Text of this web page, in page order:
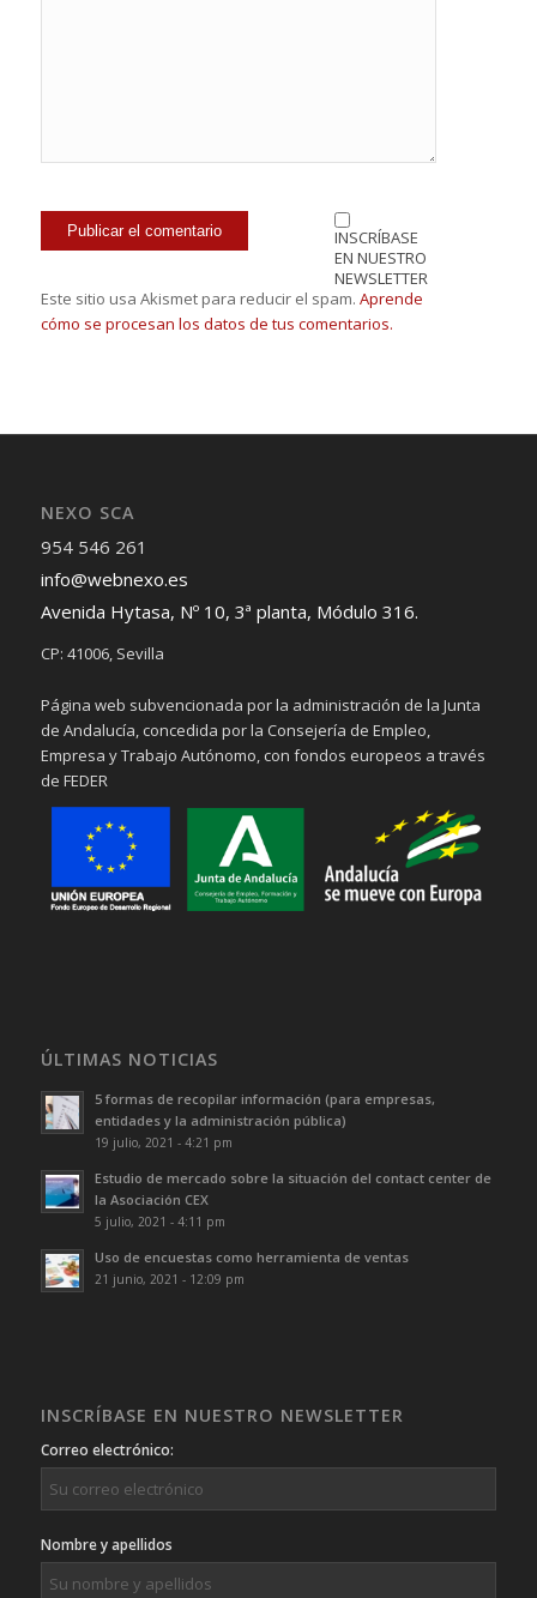
INSCRÍBASE
EN NUESTRO
NEWSLETTER
Este sitio usa Akismet para reducir el spam. Aprende
cómo se procesan los datos de tus comentarios.
NEXO SCA
954 546 261
info@webnexo.es
Avenida Hytasa, Nº 10, 3ª planta, Módulo 316.
CP: 41006, Sevilla
Página web subvencionada por la administración de la Junta
de Andalucía, concedida por la Consejería de Empleo,
Empresa y Trabajo Autónomo, con fondos europeos a través
de FEDER
ÚLTIMAS NOTICIAS
5 formas de recopilar información (para empresas,
entidades y la administración pública)
19 julio, 2021 - 4:21 pm
Estudio de mercado sobre la situación del contact center de
la Asociación CEX
5 julio, 2021 - 4:11 pm
Uso de encuestas como herramienta de ventas
21 junio, 2021 - 12:09 pm
INSCRÍBASE EN NUESTRO NEWSLETTER
Correo electrónico:
Nombre y apellidos